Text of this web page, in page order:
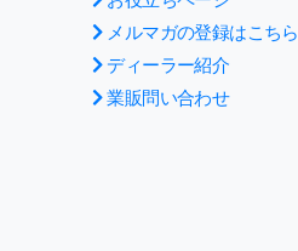
メルマガの登録はこちら
ディーラー紹介
業販問い合わせ